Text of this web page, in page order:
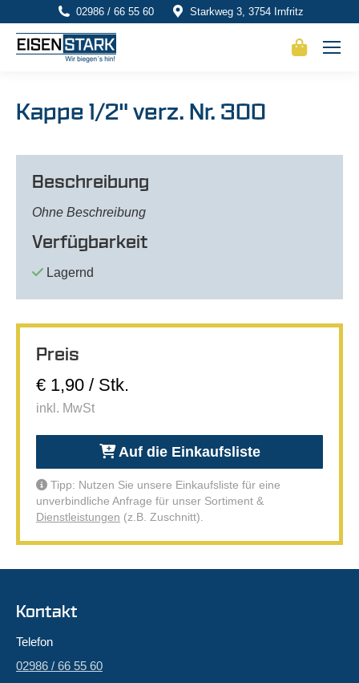
02986 / 66 55 60 Starkweg 3, 3754 Irnfritz
Kappe 1/2" verz. Nr. 300
Beschreibung
Ohne Beschreibung
Verfügbarkeit
Lagernd
Preis
€ 1,90 / Stk.
inkl. MwSt
Auf die Einkaufsliste
Tipp: Nutzen Sie unsere Einkaufsliste für eine
unverbindliche Anfrage für unser Sortiment &
Dienstleistungen (z.B. Zuschnitt).
Kontakt
Telefon
02986 / 66 55 60